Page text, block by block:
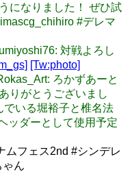
になりました！ ぜひ試
#デレマ
対戦よろし
[Tw:photo]
ろかずあーと
りがとうございまし
でいる堀裕子と椎名法
ッダーとして使用予定
ムフェス2nd #シンデレ
ゃん